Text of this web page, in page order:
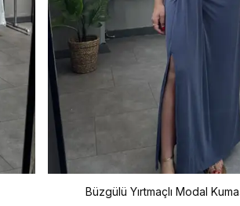
Büzgülü Yırtmaçlı Modal